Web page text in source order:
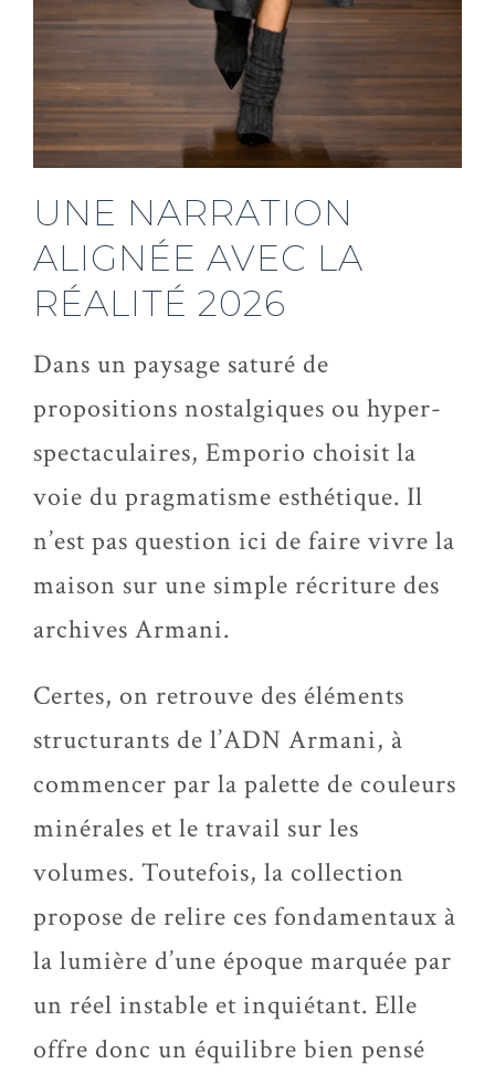
UNE NARRATION
ALIGNÉE AVEC LA
RÉALITÉ 2026
Dans un paysage saturé de
propositions nostalgiques ou hyper-
spectaculaires, Emporio choisit la
voie du pragmatisme esthétique. Il
n’est pas question ici de faire vivre la
maison sur une simple récriture des
archives Armani.
Certes, on retrouve des éléments
structurants de l’ADN Armani, à
commencer par la palette de couleurs
minérales et le travail sur les
volumes. Toutefois, la collection
propose de relire ces fondamentaux à
la lumière d’une époque marquée par
un réel instable et inquiétant. Elle
offre donc un équilibre bien pensé